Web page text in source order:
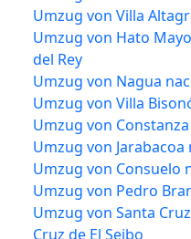
Umzug von Villa
Umzug von Hato
del Rey
Umzug von Nagua
Umzug von Villa
Umzug von
Umzug von Jarabacoa
Umzug von Consuelo
Umzug von Pedro
Umzug von Santa
Cruz de El Seibo